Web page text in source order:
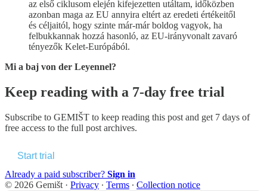
az első ciklusom elején kifejezetten utáltam, időközben
azonban maga az EU annyira eltért az eredeti értékeitől
és céljaitól, hogy szinte már-már boldog vagyok, ha
felbukkannak hozzá hasonló, az EU-irányvonalt zavaró
tényezők Kelet-Európából.
Mi a baj von der Leyennel?
Keep reading with a 7-day free trial
Subscribe to GEMIŠT to keep reading this post and get 7 days of
free access to the full post archives.
Start trial
Already a paid subscriber? Sign in
© 2026 Gemišt · Privacy ∙ Terms ∙ Collection notice